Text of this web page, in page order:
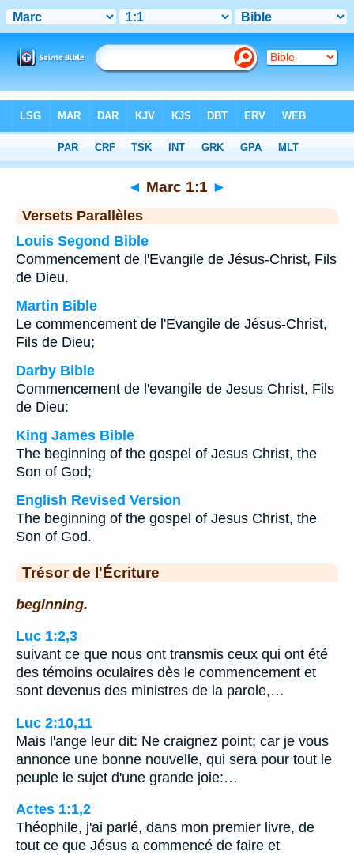
Chapitre 1> Verset 1
◄ Marc 1:1 ►
Versets Parallèles
Louis Segond Bible
Commencement de l'Evangile de Jésus-Christ, Fils
de Dieu.
Martin Bible
Le commencement de l'Evangile de Jésus-Christ,
Fils de Dieu;
Darby Bible
Commencement de l'evangile de Jesus Christ, Fils
de Dieu:
King James Bible
The beginning of the gospel of Jesus Christ, the
Son of God;
English Revised Version
The beginning of the gospel of Jesus Christ, the
Son of God.
Trésor de l'Écriture
beginning.
Luc 1:2,3
suivant ce que nous ont transmis ceux qui ont été
des témoins oculaires dès le commencement et
sont devenus des ministres de la parole,…
Luc 2:10,11
Mais l'ange leur dit: Ne craignez point; car je vous
annonce une bonne nouvelle, qui sera pour tout le
peuple le sujet d'une grande joie:…
Actes 1:1,2
Théophile, j'ai parlé, dans mon premier livre, de
tout ce que Jésus a commencé de faire et